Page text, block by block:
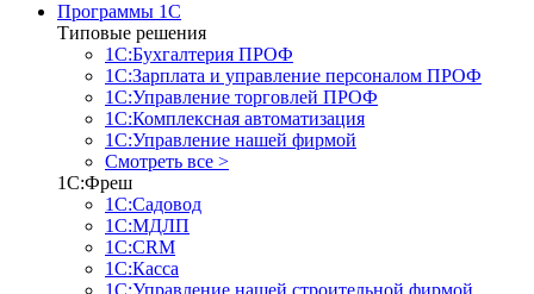
Программы 1С
Типовые решения
1С:Бухгалтерия ПРОФ
1С:Зарплата и управление персоналом ПРОФ
1С:Управление торговлей ПРОФ
1С:Комплексная автоматизация
1С:Управление нашей фирмой
Смотреть все >
1С:Фреш
1С:Садовод
1С:МДЛП
1С:CRM
1С:Касса
1С:Управление нашей строительной фирмой